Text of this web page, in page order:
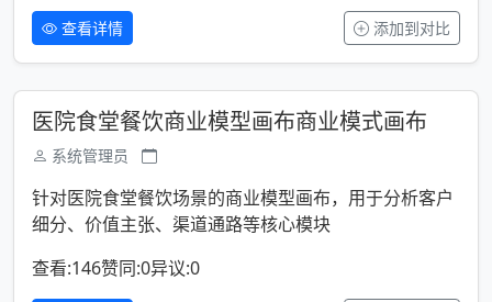
查看详情 添加到对比
医院食堂餐饮商业模型画布商业模式画布
系统管理员
针对医院食堂餐饮场景的商业模型画布，用于分析客户
细分、价值主张、渠道通路等核心模块
查看:146赞同:0异议:0